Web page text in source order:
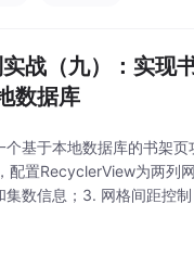
战（九）：实
数据库
个基于本地数据库的书架
配置RecyclerView为两列
集数信息；3. 网格间距控